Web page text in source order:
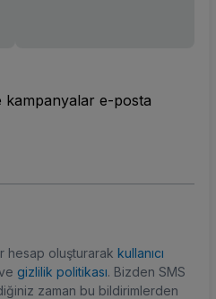
e-posta
hesap oluşturarak kullanıcı
gizlilik politikası. Bizden SMS
zaman bu bildirimlerden